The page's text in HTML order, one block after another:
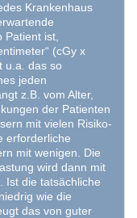
Krankenhaus
ist,
(cGy x
u.a. das so
jeden
z.B. vom Alter,
der Patienten
mit vielen Risiko-
erforderliche
mit wenigen. Die
wird dann mit
Ist die tatsächliche
wie die
das von guter